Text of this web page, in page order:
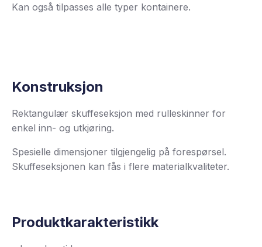
Kan også tilpasses alle typer kontainere.
Konstruksjon
Rektangulær skuffeseksjon med rulleskinner for
enkel inn- og utkjøring.
Spesielle dimensjoner tilgjengelig på forespørsel.
Skuffeseksjonen kan fås i flere materialkvaliteter.
Produktkarakteristikk